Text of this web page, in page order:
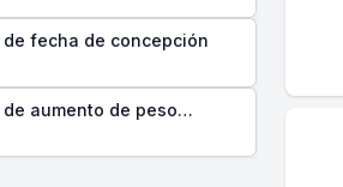
fecha de concepción
aumento de peso